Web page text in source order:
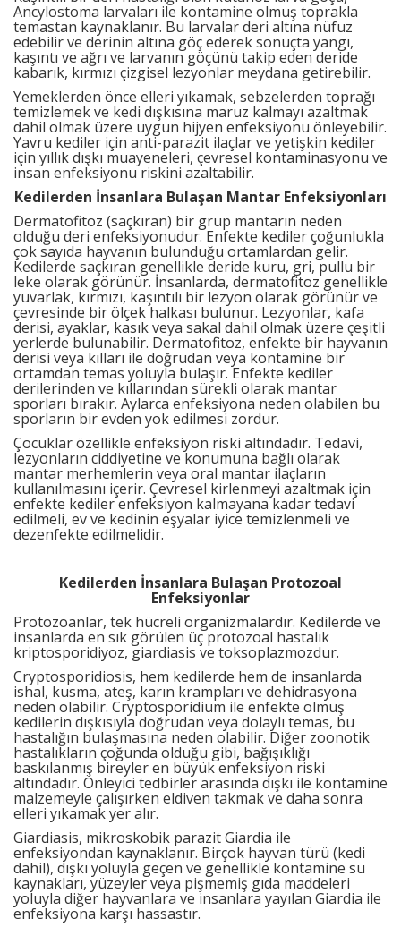
Ancylostoma larvaları ile kontamine olmuş toprakla
temastan kaynaklanır. Bu larvalar deri altına nüfuz
edebilir ve derinin altına göç ederek sonuçta yangı,
kaşıntı ve ağrı ve larvanın göçünü takip eden deride
kabarık, kırmızı çizgisel lezyonlar meydana getirebilir.
Yemeklerden önce elleri yıkamak, sebzelerden toprağı
temizlemek ve kedi dışkısına maruz kalmayı azaltmak
dahil olmak üzere uygun hijyen enfeksiyonu önleyebilir.
Yavru kediler için anti-parazit ilaçlar ve yetişkin kediler
için yıllık dışkı muayeneleri, çevresel kontaminasyonu ve
insan enfeksiyonu riskini azaltabilir.
Kedilerden İnsanlara Bulaşan Mantar Enfeksiyonları
Dermatofitoz (saçkıran) bir grup mantarın neden
olduğu deri enfeksiyonudur. Enfekte kediler çoğunlukla
çok sayıda hayvanın bulunduğu ortamlardan gelir.
Kedilerde saçkıran genellikle deride kuru, gri, pullu bir
leke olarak görünür. İnsanlarda, dermatofitoz genellikle
yuvarlak, kırmızı, kaşıntılı bir lezyon olarak görünür ve
çevresinde bir ölçek halkası bulunur. Lezyonlar, kafa
derisi, ayaklar, kasık veya sakal dahil olmak üzere çeşitli
yerlerde bulunabilir. Dermatofitoz, enfekte bir hayvanın
derisi veya kılları ile doğrudan veya kontamine bir
ortamdan temas yoluyla bulaşır. Enfekte kediler
derilerinden ve kıllarından sürekli olarak mantar
sporları bırakır. Aylarca enfeksiyona neden olabilen bu
sporların bir evden yok edilmesi zordur.
Çocuklar özellikle enfeksiyon riski altındadır. Tedavi,
lezyonların ciddiyetine ve konumuna bağlı olarak
mantar merhemlerin veya oral mantar ilaçların
kullanılmasını içerir. Çevresel kirlenmeyi azaltmak için
enfekte kediler enfeksiyon kalmayana kadar tedavi
edilmeli, ev ve kedinin eşyalar iyice temizlenmeli ve
dezenfekte edilmelidir.
Kedilerden İnsanlara Bulaşan Protozoal
Enfeksiyonlar
Protozoanlar, tek hücreli organizmalardır. Kedilerde ve
insanlarda en sık görülen üç protozoal hastalık
kriptosporidiyoz, giardiasis ve toksoplazmozdur.
Cryptosporidiosis, hem kedilerde hem de insanlarda
ishal, kusma, ateş, karın krampları ve dehidrasyona
neden olabilir. Cryptosporidium ile enfekte olmuş
kedilerin dışkısıyla doğrudan veya dolaylı temas, bu
hastalığın bulaşmasına neden olabilir. Diğer zoonotik
hastalıkların çoğunda olduğu gibi, bağışıklığı
baskılanmış bireyler en büyük enfeksiyon riski
altındadır. Önleyici tedbirler arasında dışkı ile kontamine
malzemeyle çalışırken eldiven takmak ve daha sonra
elleri yıkamak yer alır.
Giardiasis, mikroskobik parazit Giardia ile
enfeksiyondan kaynaklanır. Birçok hayvan türü (kedi
dahil), dışkı yoluyla geçen ve genellikle kontamine su
kaynakları, yüzeyler veya pişmemiş gıda maddeleri
yoluyla diğer hayvanlara ve insanlara yayılan Giardia ile
enfeksiyona karşı hassastır.